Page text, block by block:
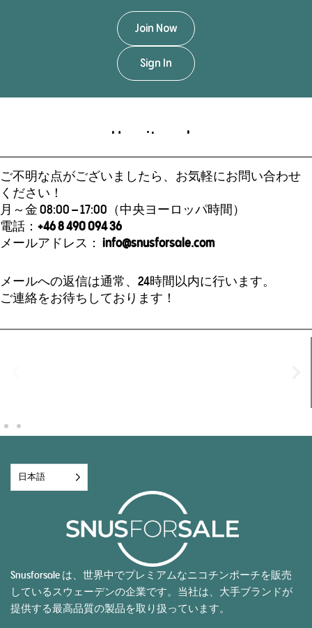
ご不明な点がございましたら、お気軽にお問い合わせ
ください！
月～金 08:00 – 17:00（中央ヨーロッパ時間）
電話： +46 8 490 094 36
メールアドレス： info@snusforsale.com
メールへの返信は通常、24時間以内に行います。
ご連絡をお待ちしております！
日本語
Snusforsale は、世界中でプレミアムなニコチンポーチを販売
しているスウェーデンの企業です。当社は、大手ブランドが
提供する最高品質の製品を取り扱っています。